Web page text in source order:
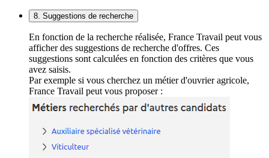
8. Suggestions de recherche
En fonction de la recherche réalisée, France Travail peut vous
afficher des suggestions de recherche d'offres. Ces
suggestions sont calculées en fonction des critères que vous
avez saisis.
Par exemple si vous cherchez un métier d'ouvrier agricole,
France Travail peut vous proposer :